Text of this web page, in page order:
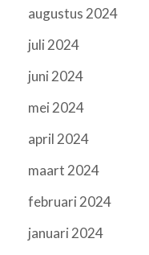
augustus 2024
juli 2024
juni 2024
mei 2024
april 2024
maart 2024
februari 2024
januari 2024